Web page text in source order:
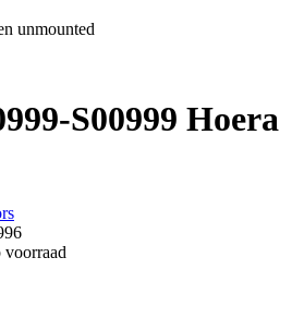
unmounted
S00999 Hoera
voorraad